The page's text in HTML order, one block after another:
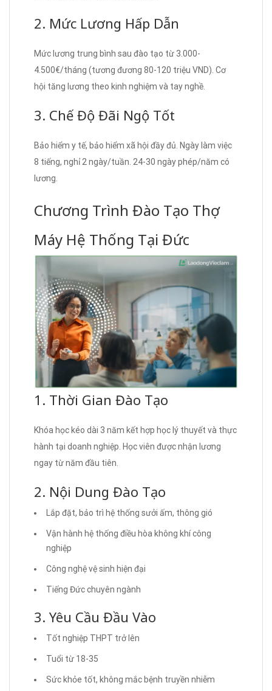
2. Mức Lương Hấp Dẫn
Mức lương trung bình sau đào tạo từ 3.000-
4.500€/tháng (tương đương 80-120 triệu VND). Cơ
hội tăng lương theo kinh nghiệm và tay nghề.
3. Chế Độ Đãi Ngộ Tốt
Bảo hiểm y tế, bảo hiểm xã hội đầy đủ. Ngày làm việc
8 tiếng, nghỉ 2 ngày/tuần. 24-30 ngày phép/năm có
lương.
Chương Trình Đào Tạo Thợ
Máy Hệ Thống Tại Đức
1. Thời Gian Đào Tạo
Khóa học kéo dài 3 năm kết hợp học lý thuyết và thực
hành tại doanh nghiệp. Học viên được nhận lương
ngay từ năm đầu tiên.
2. Nội Dung Đào Tạo
Lắp đặt, bảo trì hệ thống sưởi ấm, thông gió
Vận hành hệ thống điều hòa không khí công
nghiệp
Công nghệ vệ sinh hiện đại
Tiếng Đức chuyên ngành
3. Yêu Cầu Đầu Vào
Tốt nghiệp THPT trở lên
Tuổi từ 18-35
Sức khỏe tốt, không mắc bệnh truyền nhiễm